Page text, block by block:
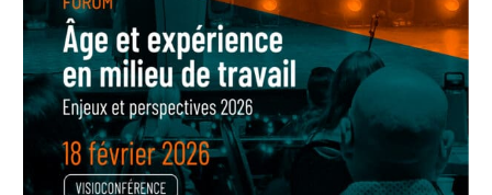
Projet pour lequel vous souhaitez
participer